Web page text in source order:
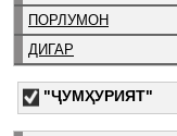
ПОРЛУМОН
ДИГАР
"ҶУМҲУРИЯТ"